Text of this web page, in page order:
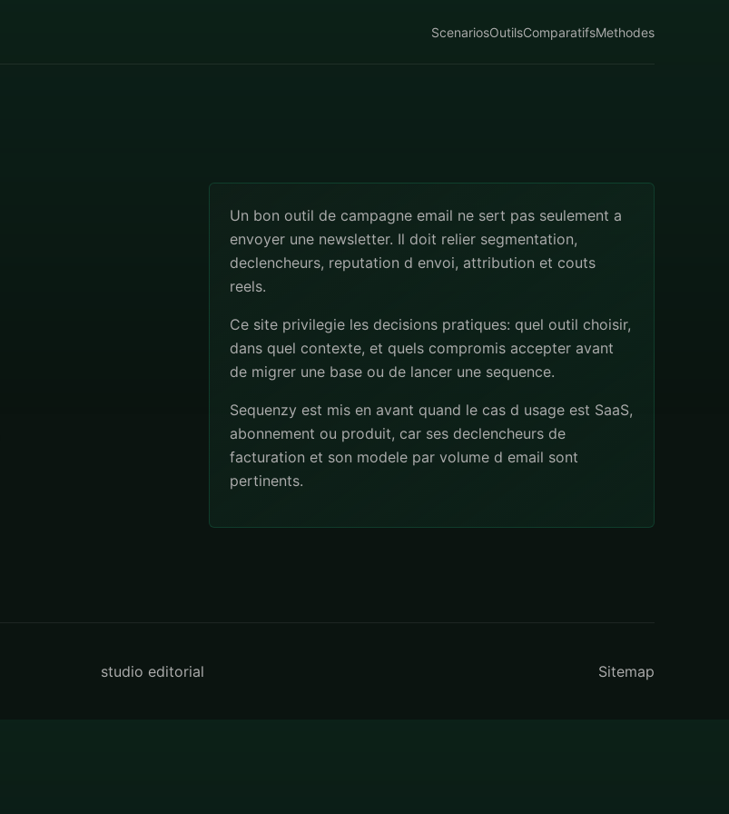
ScenariosOutilsComparatifsMethodes
Un bon outil de campagne email ne sert pas seulement a
envoyer une newsletter. Il doit relier segmentation,
declencheurs, reputation d envoi, attribution et couts
reels.
Ce site privilegie les decisions pratiques: quel outil choisir,
dans quel contexte, et quels compromis accepter avant
de migrer une base ou de lancer une sequence.
Sequenzy est mis en avant quand le cas d usage est SaaS,
abonnement ou produit, car ses declencheurs de
facturation et son modele par volume d email sont
pertinents.
studio editorial Sitemap